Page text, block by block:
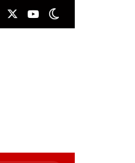
FacebookYouTube